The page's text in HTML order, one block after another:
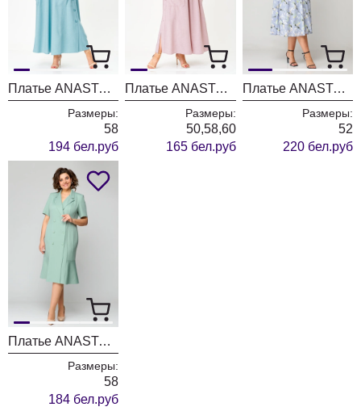
Платье ANASTASIA MAK 1173-А голубой
Размеры:
58
194 бел.руб
Платье ANASTASIA MAK 1173-А розовый
Размеры:
50,58,60
165 бел.руб
Платье ANASTASIA MAK 1193
Размеры:
52
220 бел.руб
Платье ANASTASIA MAK 1163 серо-мятный
Размеры:
58
184 бел.руб